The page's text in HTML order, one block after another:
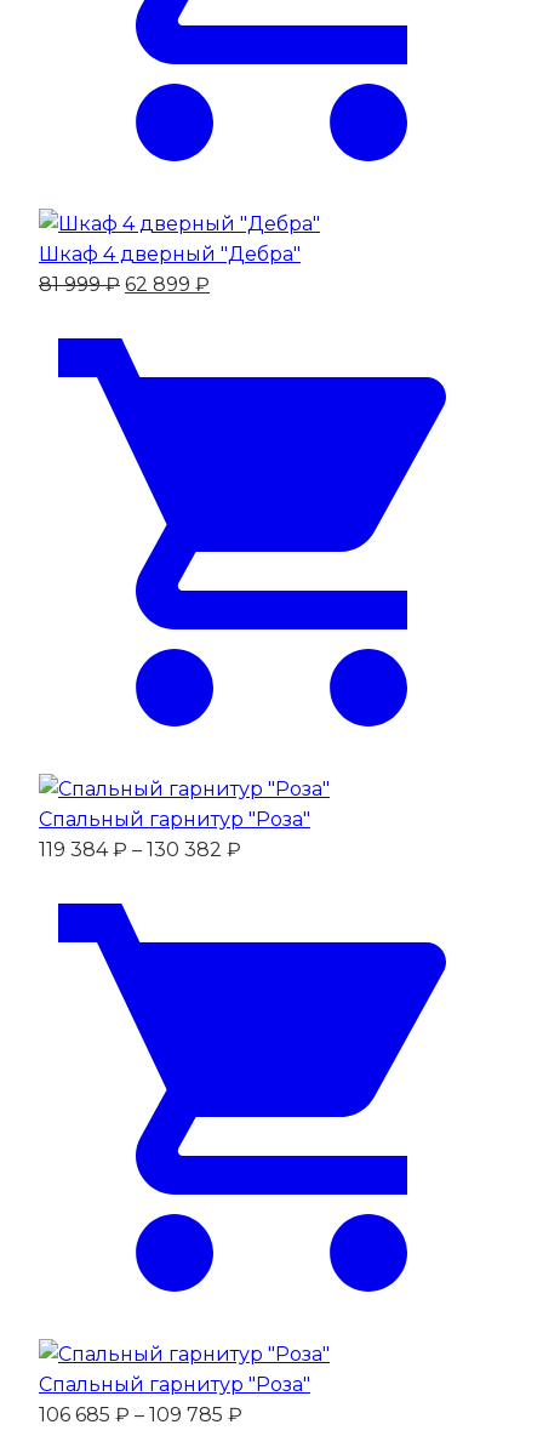
Шкаф 4 дверный "Дебра"
81 999₽ Первоначальная
составляла
81
62 899 ₽
899 ₽.
Спальный гарнитур "Роза"
119 384₽ – 130 382 ₽
384 ₽
Спальный гарнитур "Роза"
106 685 ₽ – 109 785 ₽